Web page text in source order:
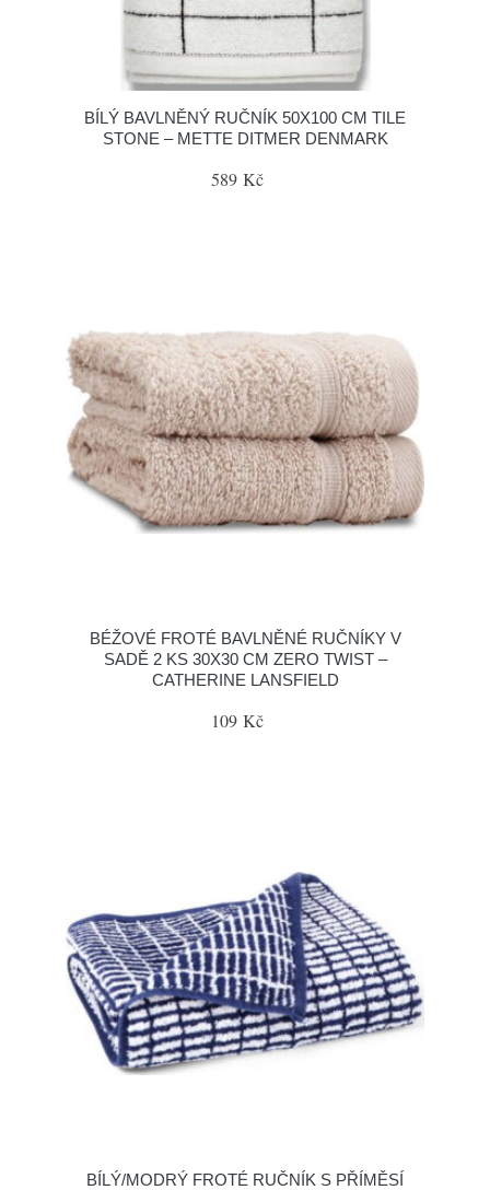
BÍLÝ BAVLNĚNÝ RUČNÍK 50X100 CM TILE
STONE – METTE DITMER DENMARK
589 Kč
BÉŽOVÉ FROTÉ BAVLNĚNÉ RUČNÍKY V
SADĚ 2 KS 30X30 CM ZERO TWIST –
CATHERINE LANSFIELD
109 Kč
BÍLÝ/MODRÝ FROTÉ RUČNÍK S PŘÍMĚSÍ